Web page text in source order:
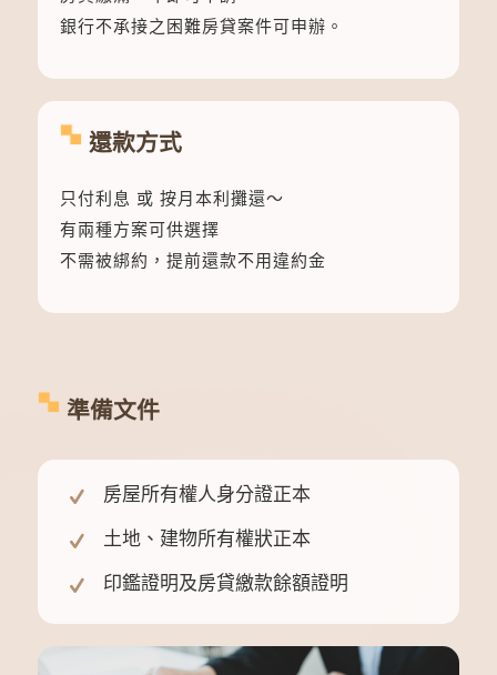
銀行不承接之困難房貸案件可申辦。
還款方式
只付利息 或 按月本利攤還～
有兩種方案可供選擇
不需被綁約，提前還款不用違約金
準備文件
房屋所有權人身分證正本
土地、建物所有權狀正本
印鑑證明及房貸繳款餘額證明